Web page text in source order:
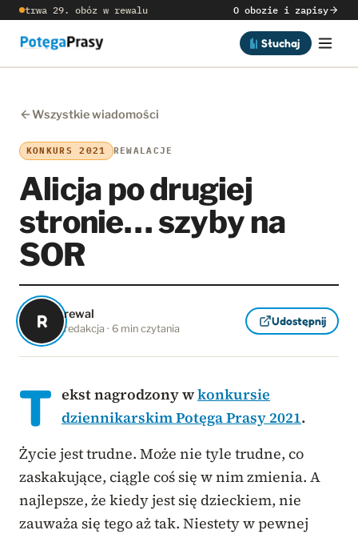
trwa 29. obóz w rewalu O obozie i zapisy
Słuchaj
Wszystkie wiadomości
KONKURS 2021 REWALACJE
Alicja po drugiej
stronie… szyby na
SOR
R rewal
redakcja · 6 min czytania
Udostępnij
T ekst nagrodzony wkonkursie
dziennikarskim Potęga Prasy 2021.
Życie jest trudne. Może nie tyle trudne, co
zaskakujące, ciągle coś się w nim zmienia. A
najlepsze, że kiedy jest się dzieckiem, nie
zauważa się tego aż tak. Niestety w pewnej